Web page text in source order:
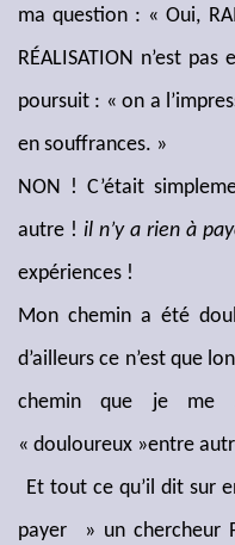
ma question : « Oui,
RÉALISATION n’est
poursuit : « on a
en souffrances. »
NON ! C’était
autre ! il n’y a rien à
expériences !
Mon chemin a été
d’ailleurs ce n’est que
chemin que je me
« douloureux »entre
Et tout ce qu’il dit sur
payer » un chercheur